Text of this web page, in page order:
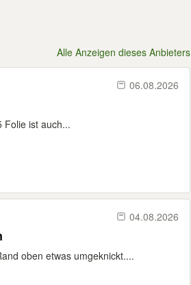
Alle Anzeigen dieses Anbieters
06.08.2026
Folie ist auch...
04.08.2026
oben etwas umgeknickt....